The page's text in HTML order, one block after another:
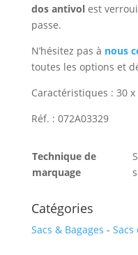
dos antivolest
passe.
N’hésitez pas à nous
toutes les options et
Caractéristiques : 30
Réf. : 072A03329
Technique de
marquage
Catégories
Sacs & Bagages -